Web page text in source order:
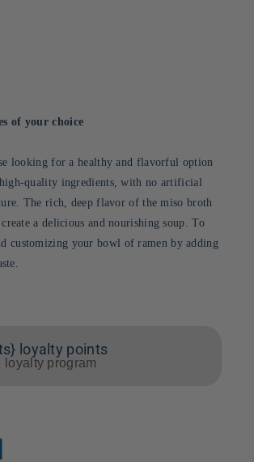
of your choice
looking for a healthy and flavorful option
quality ingredients, with no artificial
The rich, deep flavor of the miso broth
a delicious and nourishing soup. To
customizing your bowl of ramen by adding
loyalty points
loyalty program